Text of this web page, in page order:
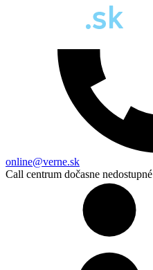
online@verne.sk
Call centrum dočasne nedostupné